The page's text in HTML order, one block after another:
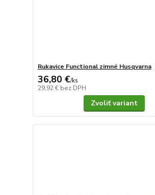
Rukavice Functional zimné Husqvarna
36,80 €/ks
29,92 € bez DPH
Zvoliť variant